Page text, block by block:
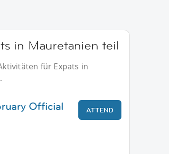
in Mauretanien teil
für Expats in
Official
ATTEND